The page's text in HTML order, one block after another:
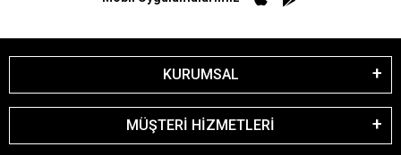
KURUMSAL
MÜŞTERİ HİZMETLERİ